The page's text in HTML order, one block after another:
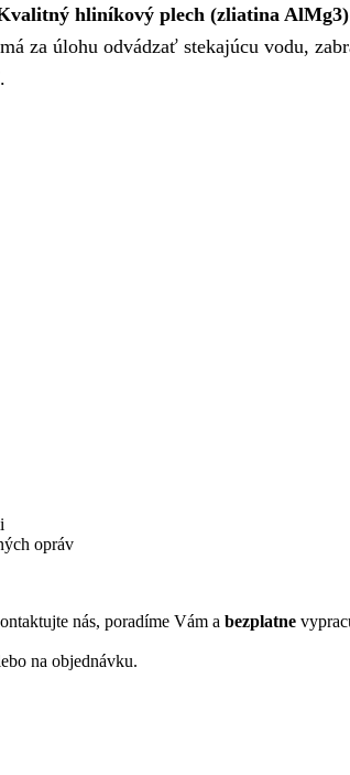
hliníkový plech (zliatina AlMg3)
za úlohu odvádzať stekajúcu vodu,
opráv
nás, poradíme Vám a bezplatne
na objednávku.